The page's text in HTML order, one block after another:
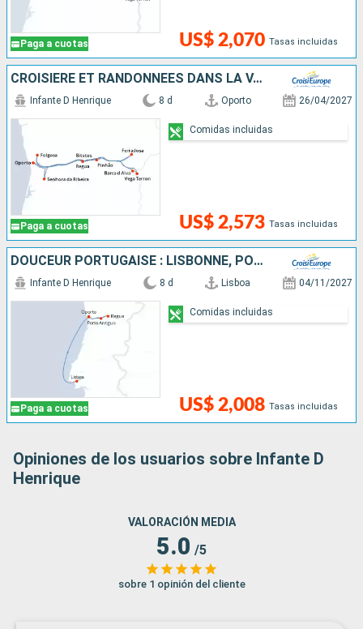
Paga a cuotas US$ 2,070 Tasas incluidas
CROISIÈRE ET RANDONNÉES DANS LA VALLÉE DU DOURO, UNE NATURE PRÉSERVÉE
Paga a cuotas
Infante D Henrique 8 d Oporto 26/04/2027
US$ 2,573 Tasas incluidas
Comidas incluidas
DOUCEUR PORTUGAISE : LISBONNE, PORTO & LA VALLÉE DU DOURO
Paga a cuotas
Infante D Henrique 8 d Lisboa 04/11/2027
US$ 2,008 Tasas incluidas
Comidas incluidas
Opiniones de los usuarios sobre Infante D
Henrique
VALORACIÓN MEDIA
5.0 /5
sobre 1 opinión del cliente